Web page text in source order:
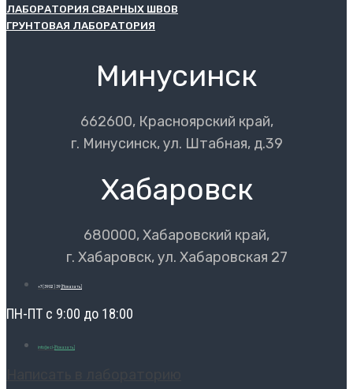
ЛАБОРАТОРИЯ СВАРНЫХ ШВОВ
ГРУНТОВАЯ ЛАБОРАТОРИЯ
Минусинск
662600, Красноярский край,
г. Минусинск, ул. Штабная, д.39
Хабаровск
680000, Хабаровский край,
г. Хабаровск, ул. Хабаровская 27
+7 (3902) 39 [Показать]
ПН-ПТ с 9:00 до 18:00
info@ecl- [Показать]